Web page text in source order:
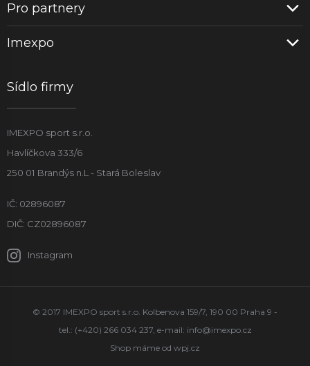
Pro partnery
Imexpo
Sídlo firmy
IMEXPO sport s.r.o.
Havlíčkova 333/6
250 01 Brandýs n.L - Stará Boleslav
IČ: 02896087
DIČ: CZ02896087
Instagram
© 2017 IMEXPO sport s.r.o. Kolbenova 159/7, 190 00 Praha 9 -
tel.: (+420) 266 034 237, e-mail: info@imexpo.cz
Shop máme od wpj.cz